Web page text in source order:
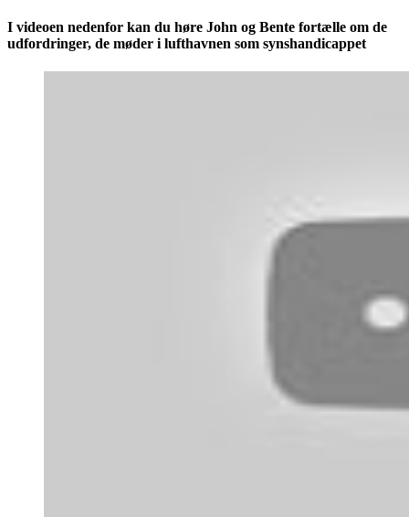
I videoen nedenfor kan du høre John og Bente fortælle om de
udfordringer, de møder i lufthavnen som synshandicappet